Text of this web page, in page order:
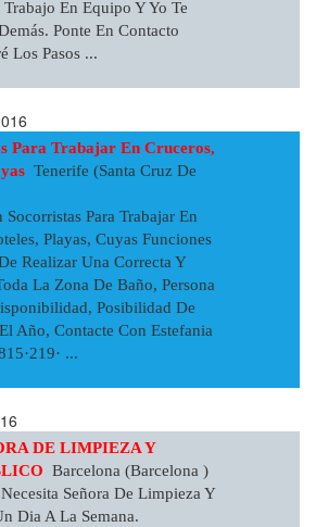
En Equipo Y Yo Te
Ponte En Contacto
Los Pasos ...
Para Trabajar En Cruceros,
Tenerife (Santa Cruz De
Para Trabajar En
Playas, Cuyas Funciones
Realizar Una Correcta Y
La Zona De Baño, Persona
Posibilidad De
Año, Contacte Con Estefania
...
DE LIMPIEZA Y
Barcelona (Barcelona )
Señora De Limpieza Y
Dia A La Semana.